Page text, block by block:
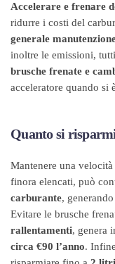
Accelerare e frenare
ridurre i costi del
generale
inoltre le emissioni,
brusche frenate e
acceleratore quando si
Quanto si
Mantenere una
finora elencati, può
carburante,
Evitare le brusche
rallentamenti, genera
circa €90 l’anno.